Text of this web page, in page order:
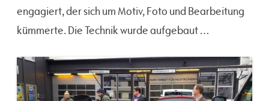
engagiert, der sich um Motiv, Foto und Bearbeitung
kümmerte. Die Technik wurde aufgebaut …